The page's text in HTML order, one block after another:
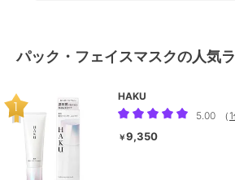
パック・フェイスマスクの人気
HAKU
5.00
（
￥9,350